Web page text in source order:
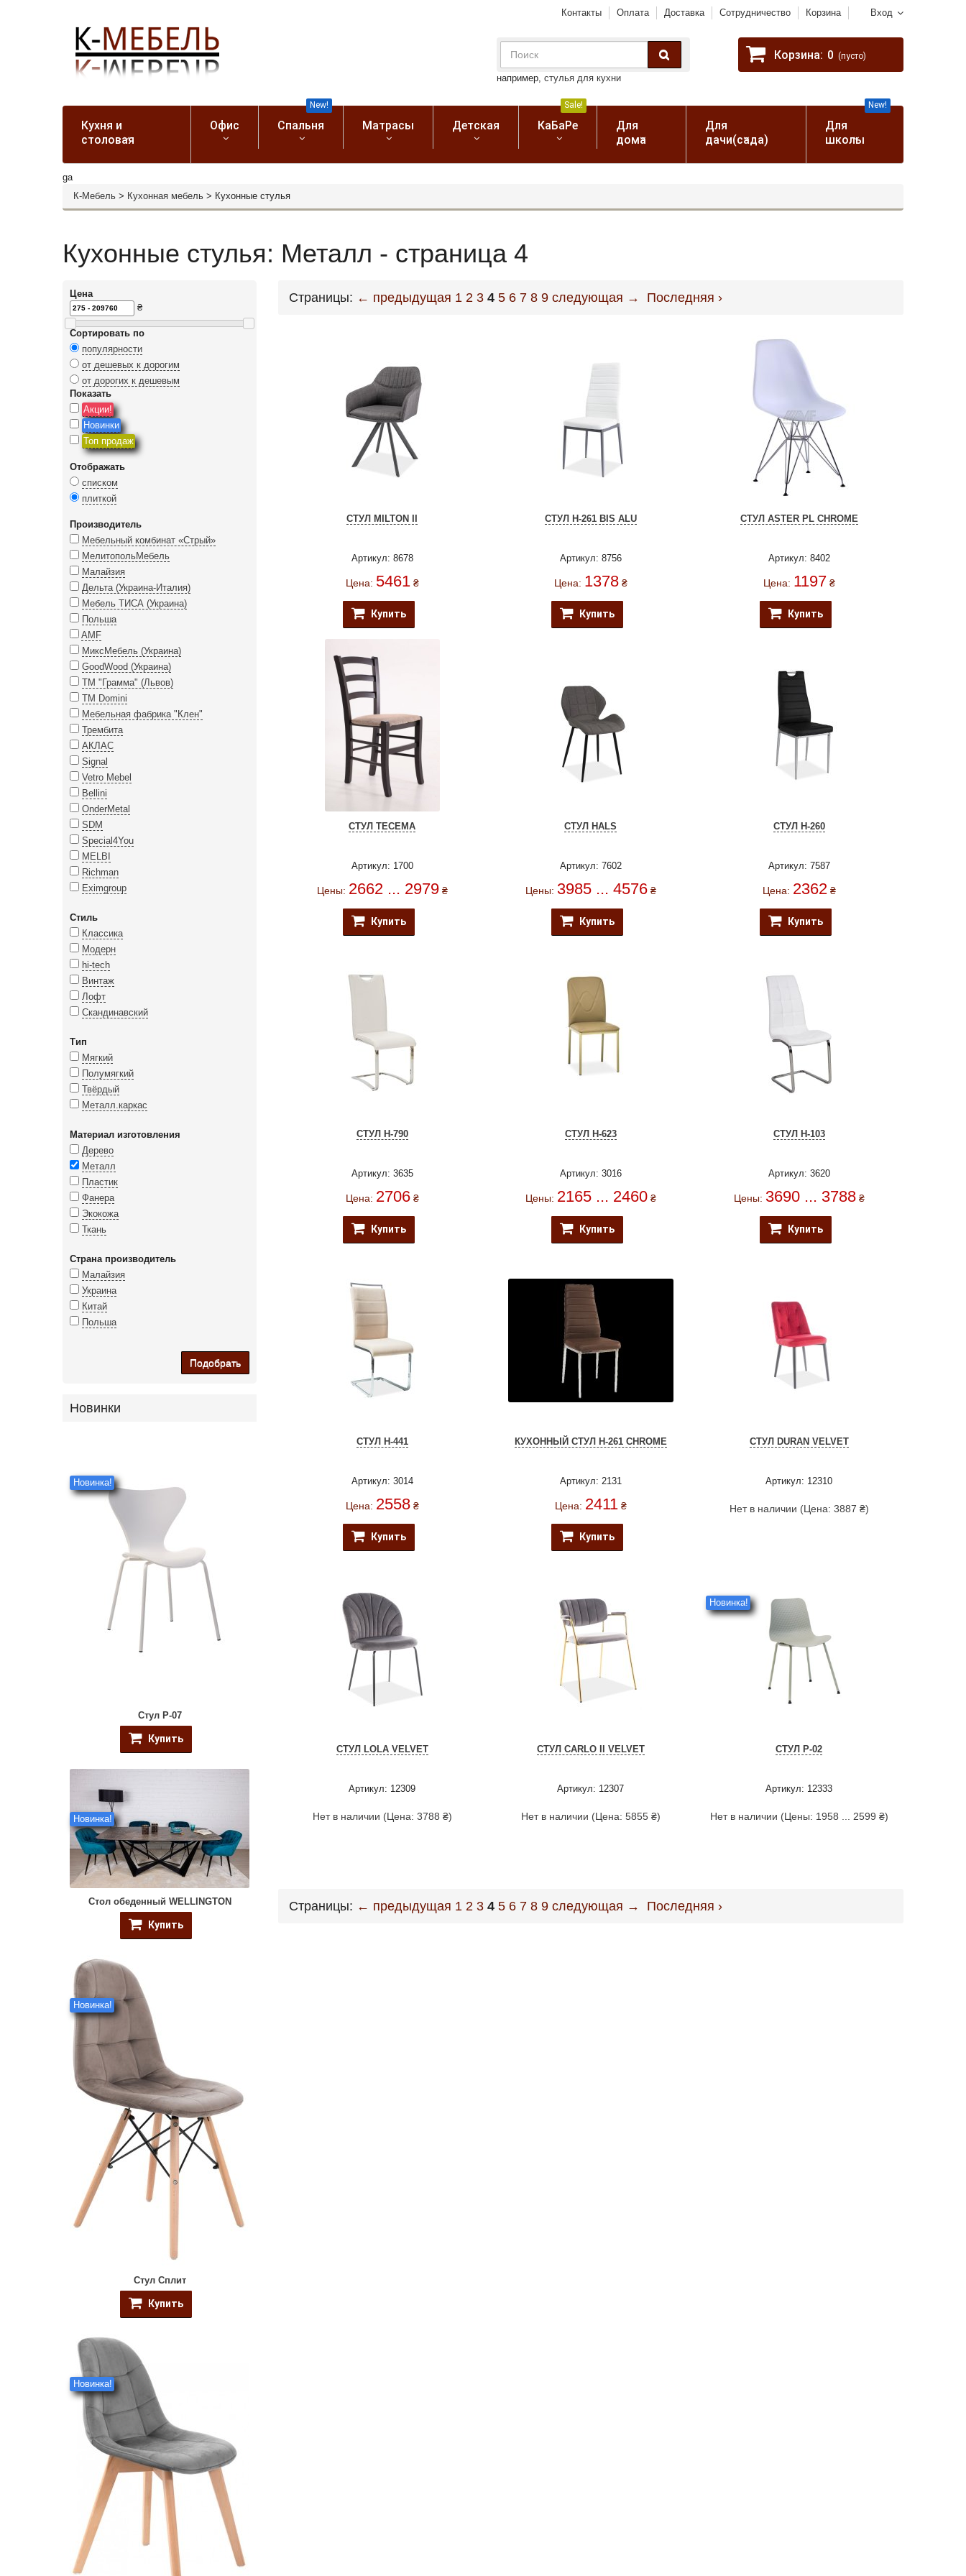
Вход
Контакты Оплата Доставка Сотрудничество Корзина
например, стулья для кухни
Корзина: 0 (пусто)
Кухня и
столовая
Офис Спальня
New!
Матрасы Детская КаБаРе
Sale!
Для
дома
Для
дачи(сада)
Для
школы
New!
ga
К-Мебель > Кухонная мебель > Кухонные стулья
Кухонные стулья: Металл - страница 4
Цена
₴
Сортировать по
популярности
от дешевых к дорогим
от дорогих к дешевым
Показать
Акции!
Новинки
Топ продаж
Отображать
списком
плиткой
Производитель
Мебельный комбинат «Стрый»
МелитопольМебель
Малайзия
Дельта (Украина-Италия)
Мебель ТИСА (Украина)
Польша
AMF
МиксМебель (Украина)
GoodWood (Украина)
ТМ "Грамма" (Львов)
TM Domini
Мебельная фабрика "Клен"
Трембита
АКЛАС
Signal
Vetro Mebel
Bellini
OnderMetal
SDM
Special4You
MELBI
Richman
Eximgroup
Стиль
Классика
Модерн
hi-tech
Винтаж
Лофт
Скандинавский
Тип
Мягкий
Полумягкий
Твёрдый
Металл.каркас
Материал изготовления
Дерево
Металл
Пластик
Фанера
Экокожа
Ткань
Страна производитель
Малайзия
Украина
Китай
Польша
Подобрать
Новинки
Новинка!
Стул P-07
Купить
Новинка!
Стол обеденный WELLINGTON
Купить
Новинка!
Стул Сплит
Купить
Новинка!
Страницы: ← предыдущая 1 2 3 4 5 6 7 8 9 следующая → Последняя ›
СТУЛ MILTON II
Артикул: 8678
Цена: 5461 ₴
Купить
СТУЛ H-261 BIS ALU
Артикул: 8756
Цена: 1378 ₴
Купить
СТУЛ ASTER PL CHROME
Артикул: 8402
Цена: 1197 ₴
Купить
СТУЛ ТЕСЕМА
Артикул: 1700
Цены: 2662 ... 2979 ₴
Купить
СТУЛ HALS
Артикул: 7602
Цены: 3985 ... 4576 ₴
Купить
СТУЛ H-260
Артикул: 7587
Цена: 2362 ₴
Купить
СТУЛ H-790
Артикул: 3635
Цена: 2706 ₴
Купить
СТУЛ H-623
Артикул: 3016
Цены: 2165 ... 2460 ₴
Купить
СТУЛ H-103
Артикул: 3620
Цены: 3690 ... 3788 ₴
Купить
СТУЛ H-441
Артикул: 3014
Цена: 2558 ₴
Купить
КУХОННЫЙ СТУЛ H-261 CHROME
Артикул: 2131
Цена: 2411 ₴
Купить
СТУЛ DURAN VELVET
Артикул: 12310
Нет в наличии (Цена: 3887 ₴)
СТУЛ LOLA VELVET
Артикул: 12309
Нет в наличии (Цена: 3788 ₴)
СТУЛ CARLO II VELVET
Артикул: 12307
Нет в наличии (Цена: 5855 ₴)
Новинка!
СТУЛ P-02
Артикул: 12333
Нет в наличии (Цены: 1958 ... 2599 ₴)
Страницы: ← предыдущая 1 2 3 4 5 6 7 8 9 следующая → Последняя ›